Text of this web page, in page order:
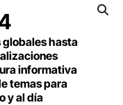
hasta
informativa
temas para
y al día